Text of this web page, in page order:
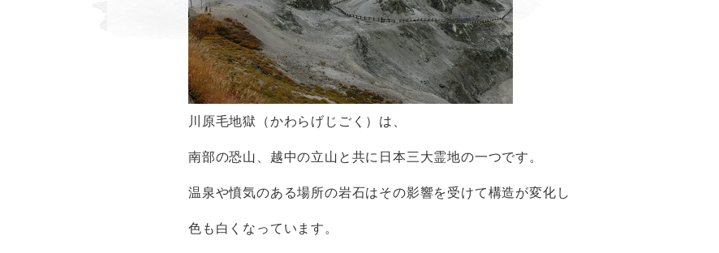
川原毛地獄（かわらげじごく）は、
南部の恐山、越中の立山と共に日本三大霊地の一つです。
温泉や憤気のある場所の岩石はその影響を受けて構造が変化し
色も白くなっています。